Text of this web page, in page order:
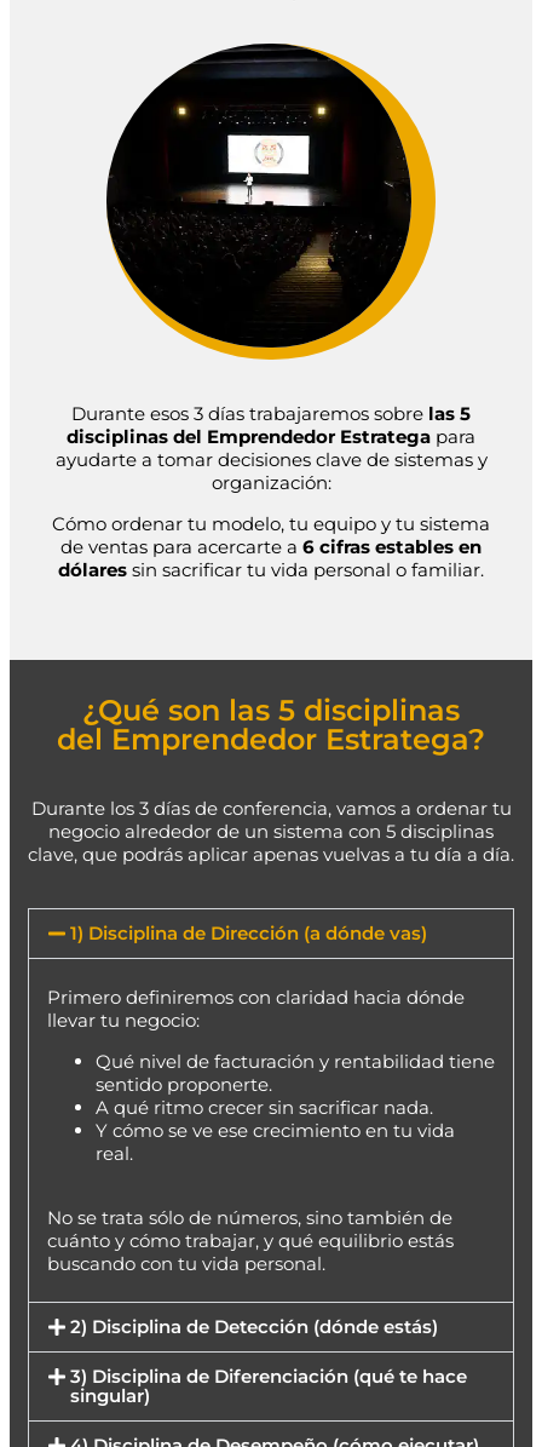
Durante esos 3 días trabajaremos sobre las 5
disciplinas del Emprendedor Estratega para
ayudarte a tomar decisiones clave de sistemas y
organización:
Cómo ordenar tu modelo, tu equipo y tu sistema
de ventas para acercarte a 6 cifras estables en
dólares sin sacrificar tu vida personal o familiar.
¿Qué son las 5 disciplinas
del Emprendedor Estratega?
Durante los 3 días de conferencia, vamos a ordenar tu
negocio alrededor de un sistema con 5 disciplinas
clave, que podrás aplicar apenas vuelvas a tu día a día.​
1) Disciplina de Dirección (a dónde vas)
Primero definiremos con claridad hacia dónde
llevar tu negocio:
Qué nivel de facturación y rentabilidad tiene
sentido proponerte.
A qué ritmo crecer sin sacrificar nada.
Y cómo se ve ese crecimiento en tu vida
real.
No se trata sólo de números, sino también de
cuánto y cómo trabajar, y qué equilibrio estás
buscando con tu vida personal.
2) Disciplina de Detección (dónde estás)
3) Disciplina de Diferenciación (qué te hace
singular)